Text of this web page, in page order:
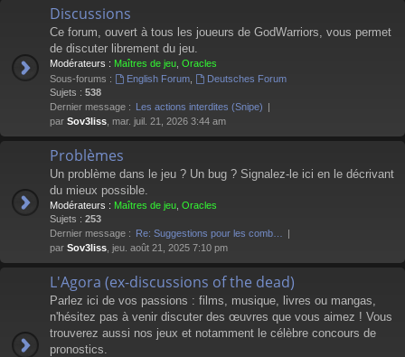
Discussions
Ce forum, ouvert à tous les joueurs de GodWarriors, vous permet
de discuter librement du jeu.
Modérateurs : Maîtres de jeu Oracles
Sous-forums :
English Forum,
Deutsches Forum
Sujets : 538
Dernier message : Les actions interdites (Snipe)
par Sov3liss , mar. juil. 21, 2026 3:44 am
Problèmes
Un problème dans le jeu ? Un bug ? Signalez-le ici en le décrivant
du mieux possible.
Modérateurs : Maîtres de jeu Oracles
Sujets : 253
Dernier message : Re: Suggestions pour les comb…
par Sov3liss , jeu. août 21, 2025 7:10 pm
L'Agora (ex-discussions of the dead)
Parlez ici de vos passions : films, musique, livres ou mangas,
n'hésitez pas à venir discuter des œuvres que vous aimez ! Vous
trouverez aussi nos jeux et notamment le célèbre concours de
pronostics.